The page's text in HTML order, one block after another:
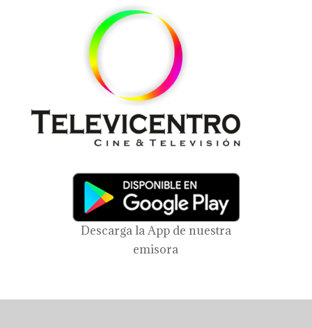
Descarga la App de nuestra
emisora